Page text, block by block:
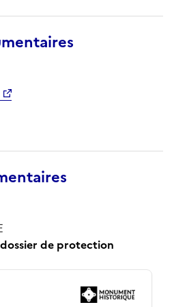
de protection